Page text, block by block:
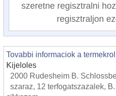
szeretne regisztralni
regisztraljon
Tovabbi informaciok a termekrol
Kijeloles
2000 Rudesheim B.
szaraz, 12 terfogatszazalek,